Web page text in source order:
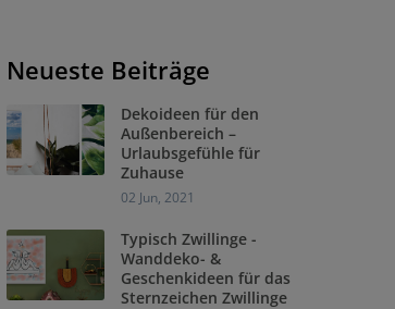
Neueste Beiträge
Dekoideen für den
Außenbereich –
Urlaubsgefühle für
Zuhause
02 Jun, 2021
Typisch Zwillinge -
Wanddeko- &
Geschenkideen für das
Sternzeichen Zwillinge